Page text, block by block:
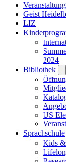
Geist
LIZ
2024
Bibliothek
US
Sprachschule
Kids &